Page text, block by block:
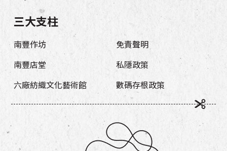
三大支柱
南豐作坊
南豐店堂
六廠紡織文化藝術館
免責聲明
私隱政策
數碼存根政策